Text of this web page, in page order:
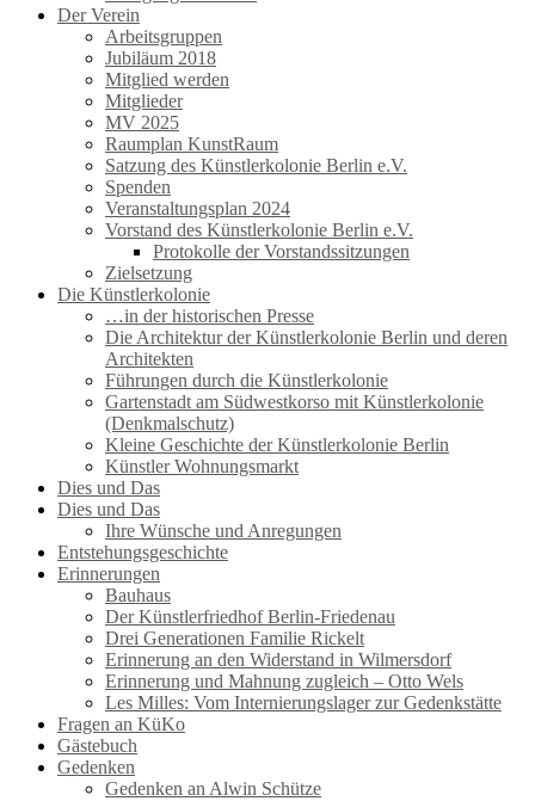
Der Verein
Arbeitsgruppen
Jubiläum 2018
Mitglied werden
Mitglieder
MV 2025
Raumplan KunstRaum
Satzung des Künstlerkolonie Berlin e.V.
Spenden
Veranstaltungsplan 2024
Vorstand des Künstlerkolonie Berlin e.V.
Protokolle der Vorstandssitzungen
Zielsetzung
Die Künstlerkolonie
…in der historischen Presse
Die Architektur der Künstlerkolonie Berlin und deren
Architekten
Führungen durch die Künstlerkolonie
Gartenstadt am Südwestkorso mit Künstlerkolonie
(Denkmalschutz)
Kleine Geschichte der Künstlerkolonie Berlin
Künstler Wohnungsmarkt
Dies und Das
Dies und Das
Ihre Wünsche und Anregungen
Entstehungsgeschichte
Erinnerungen
Bauhaus
Der Künstlerfriedhof Berlin-Friedenau
Drei Generationen Familie Rickelt
Erinnerung an den Widerstand in Wilmersdorf
Erinnerung und Mahnung zugleich – Otto Wels
Les Milles: Vom Internierungslager zur Gedenkstätte
Fragen an KüKo
Gästebuch
Gedenken
Gedenken an Alwin Schütze